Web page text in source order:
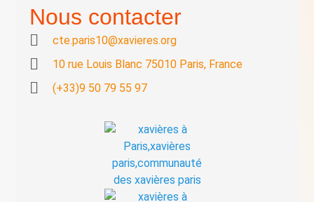
Nous contacter
cte.paris10@xavieres.org
10 rue Louis Blanc 75010 Paris, France
(+33)9 50 79 55 97